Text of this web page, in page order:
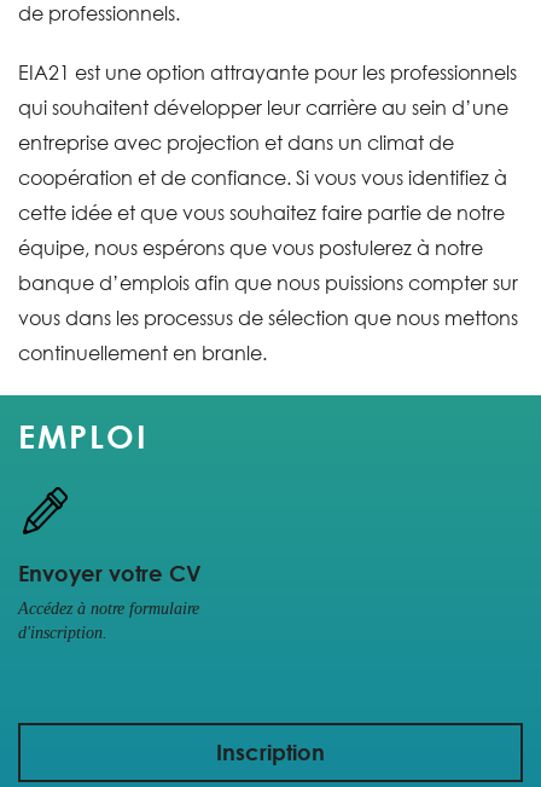
de professionnels.
EIA21 est une option attrayante pour les professionnels
qui souhaitent développer leur carrière au sein d’une
entreprise avec projection et dans un climat de
coopération et de confiance. Si vous vous identifiez à
cette idée et que vous souhaitez faire partie de notre
équipe, nous espérons que vous postulerez à notre
banque d’emplois afin que nous puissions compter sur
vous dans les processus de sélection que nous mettons
continuellement en branle.
EMPLOI
Envoyer votre CV
Accédez à notre formulaire
d'inscription.
Inscription